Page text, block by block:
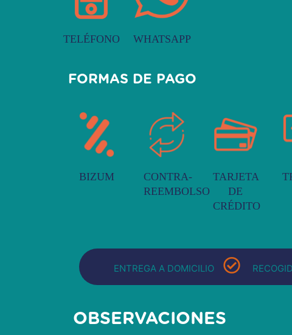
TELÉFONO WHATSAPP
FORMAS DE PAGO
BIZUM
CONTRA-
REEMBOLSO
TARJETA
DE
CRÉDITO
ENTREGA A DOMICILIO
OBSERVACIONES